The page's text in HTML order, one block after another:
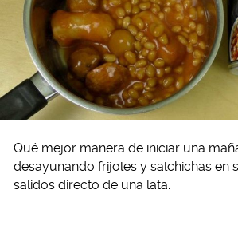
Qué mejor manera de iniciar una
desayunando frijoles y salchichas en
salidos directo de una lata.